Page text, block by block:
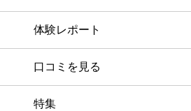
体験レポート
口コミを見る
特集